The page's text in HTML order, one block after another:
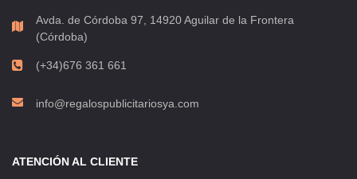
Avda. de Córdoba 97, 14920 Aguilar de la Frontera
(Córdoba)
(+34)676 361 661
info@regalospublicitariosya.com
ATENCIÓN AL CLIENTE